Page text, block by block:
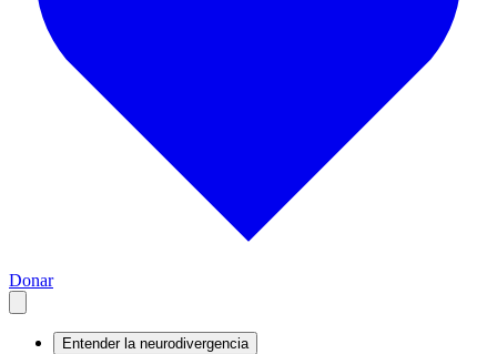
Donar
Entender la neurodivergencia